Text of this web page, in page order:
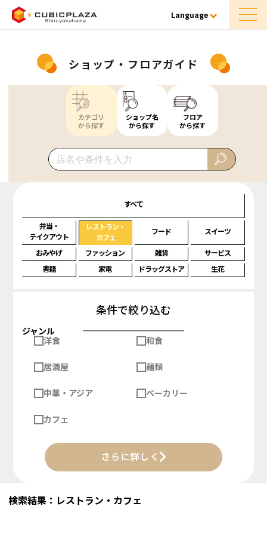
Language
ショップ・フロアガイド
カテゴリ
から探す
ショップ名
から探す
フロア
から探す
すべて
弁当・
テイクアウト
レストラン・
カフェ
フード スイーツ
おみやげ ファッション 雑貨
サービス
書籍
家電 ドラッグストア 生花
条件で絞り込む
ジャンル
洋食
和食
居酒屋 麺類
中華・アジア ベーカリー
カフェ
さらに詳しく
検索結果：レストラン・カフェ